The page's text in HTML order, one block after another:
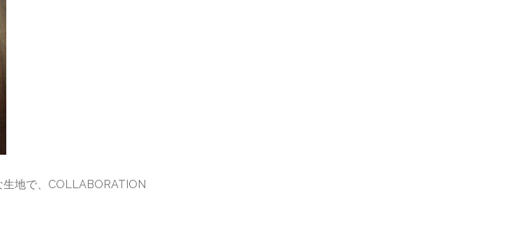
地で、COLLABORATION